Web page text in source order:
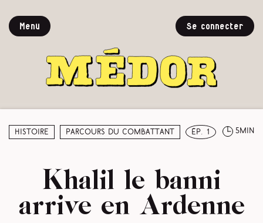
Menu Se connecter
Histoire Parcours du combattant ép. 1 5min
Khalil le banni
arrive en Ardenne